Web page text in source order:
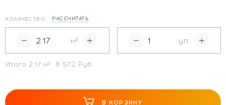
КОЛИЧЕСТВО РАССЧИТАТЬ
м² уп.
Итого 2.17 м² 8 572 Руб
В КОРЗИНУ